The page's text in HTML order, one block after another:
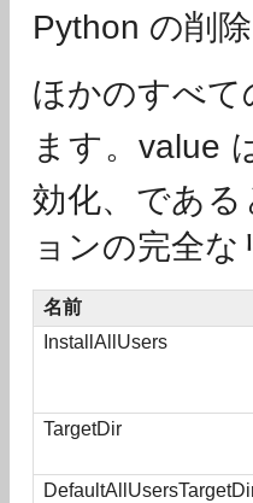
Python の削
ほかのすべ
ます。value
効化、であ
ョンの完全
名前
InstallAllUsers
TargetDir